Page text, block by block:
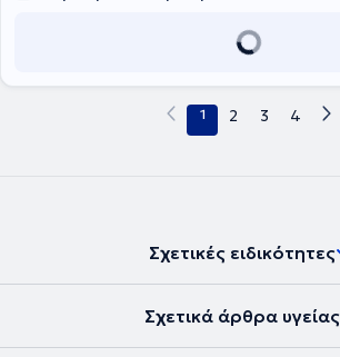
1 2 3 4
Σχετικές ειδικότητες
Σχετικά άρθρα υγείας